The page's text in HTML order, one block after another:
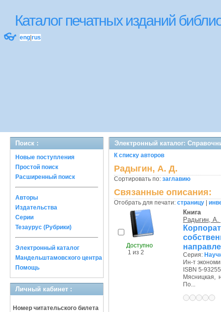
Каталог печатных изданий
👓 eng rus
Поиск :
Новые поступления
Простой поиск
Расширенный поиск
Авторы
Издательства
Серии
Тезаурус (Рубрики)
Электронный каталог
Мандельштамовского центра
Помощь
Личный кабинет :
Номер читательского билета
Электронный каталог:
К списку авторов
Радыгин, А. Д.
Сортировать по: заглавию
Связанные описания:
Отобрать для печати: страницу
Доступно
1 из 2
Книга
Радыгин,
Серия:
Ин-т
ISBN 5-
Мясницкая,
По...